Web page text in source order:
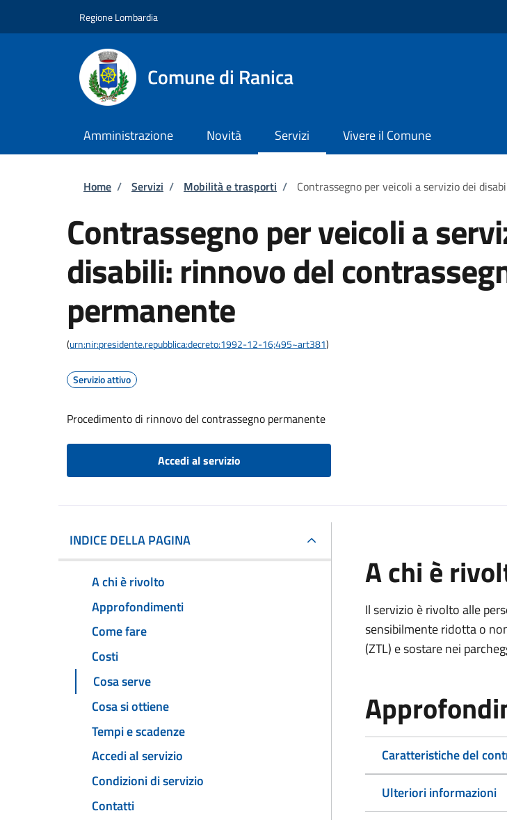
Regione Lombardia
Comune di Ranica
Amministrazione Novità Servizi Vivere il Comune
Briciole di pane
Home / Servizi / Mobilità e trasporti / Contrassegno per veicoli a servizio dei
Contrassegno per veicoli a
disabili: rinnovo del
permanente
(urn:nir:presidente.repubblica:decreto:1992-12-16;495~art381)
Servizio attivo
Procedimento di rinnovo del contrassegno permanente
Accedi al servizio
INDICE DELLA PAGINA
A chi è rivolto
Approfondimenti
Come fare
Costi
Cosa serve
Cosa si ottiene
Tempi e scadenze
Accedi al servizio
Condizioni di servizio
Contatti
A chi è
Il servizio è rivolto alle
sensibilmente ridotta o
(ZTL) e sostare nei
Caratteristiche del
Ulteriori informazioni